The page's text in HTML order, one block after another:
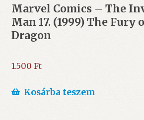
Marvel Comics – The
Man 17. (1999) The Fury
Dragon
1.500 Ft
Kosárba teszem